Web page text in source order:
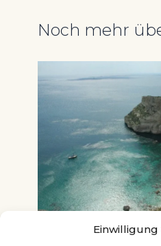
Noch mehr
La Sella del